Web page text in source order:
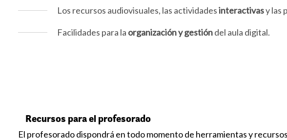
Los recursos audiovisuales, las actividadesinteractivasy las
Facilidades para la organización y gestióndel aula digital.
Recursos para el profesorado
El profesorado dispondrá en todo momento de herramientas y